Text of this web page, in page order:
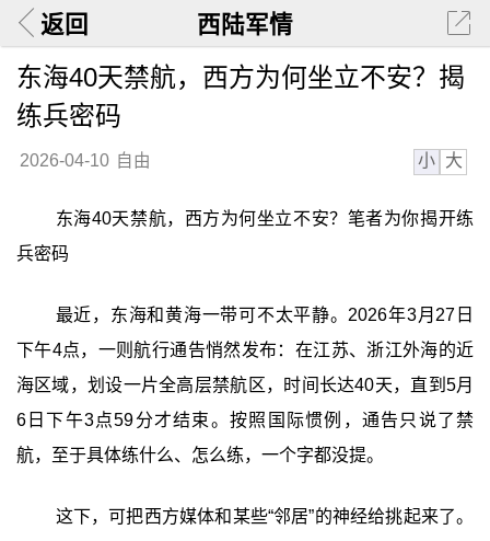
返回 西陆军情
东海40天禁航，西方为何坐立不安？揭
练兵密码
2026-04-10 自由 小 大
东海40天禁航，西方为何坐立不安？笔者为你揭开练
兵密码
最近，东海和黄海一带可不太平静。2026年3月27日
下午4点，一则航行通告悄然发布：在江苏、浙江外海的近
海区域，划设一片全高层禁航区，时间长达40天，直到5月
6日下午3点59分才结束。按照国际惯例，通告只说了禁
航，至于具体练什么、怎么练，一个字都没提。
这下，可把西方媒体和某些“邻居”的神经给挑起来了。